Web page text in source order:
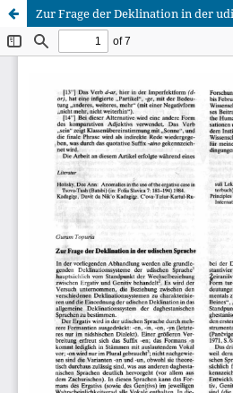
Zur Frage der Deklination in der